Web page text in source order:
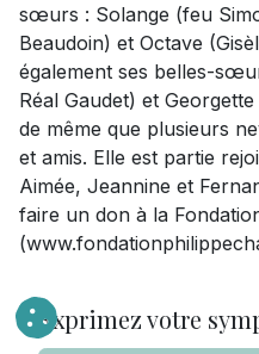
sœurs : Solange (feu
Beaudoin) et Octave
également ses belles-
Réal Gaudet) et
de même que plusieurs
et amis. Elle est partie
Aimée, Jeannine et
faire un don à la
Exprimez votre